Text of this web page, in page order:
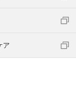
ア